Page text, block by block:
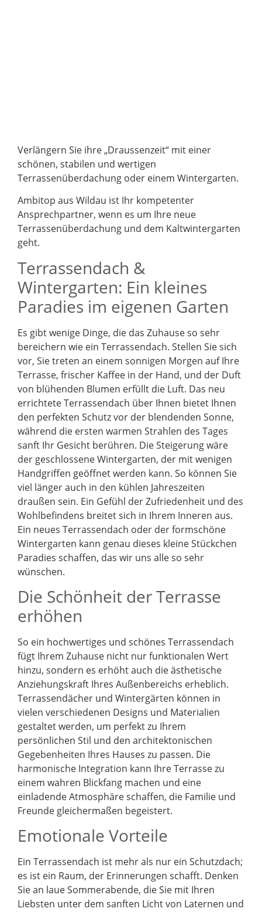
Verlängern Sie ihre „Draussenzeit“ mit einer
schönen, stabilen und wertigen
Terrassenüberdachung oder einem Wintergarten.
Ambitop aus Wildau ist Ihr kompetenter
Ansprechpartner, wenn es um Ihre neue
Terrassenüberdachung und dem Kaltwintergarten
geht.
Terrassendach &
Wintergarten: Ein kleines
Paradies im eigenen Garten
Es gibt wenige Dinge, die das Zuhause so sehr
bereichern wie ein Terrassendach. Stellen Sie sich
vor, Sie treten an einem sonnigen Morgen auf Ihre
Terrasse, frischer Kaffee in der Hand, und der Duft
von blühenden Blumen erfüllt die Luft. Das neu
errichtete Terrassendach über Ihnen bietet Ihnen
den perfekten Schutz vor der blendenden Sonne,
während die ersten warmen Strahlen des Tages
sanft Ihr Gesicht berühren. Die Steigerung wäre
der geschlossene Wintergarten, der mit wenigen
Handgriffen geöffnet werden kann. So können Sie
viel länger auch in den kühlen Jahreszeiten
draußen sein. Ein Gefühl der Zufriedenheit und des
Wohlbefindens breitet sich in Ihrem Inneren aus.
Ein neues Terrassendach oder der formschöne
Wintergarten kann genau dieses kleine Stückchen
Paradies schaffen, das wir uns alle so sehr
wünschen.
Die Schönheit der Terrasse
erhöhen
So ein hochwertiges und schönes Terrassendach
fügt Ihrem Zuhause nicht nur funktionalen Wert
hinzu, sondern es erhöht auch die ästhetische
Anziehungskraft Ihres Außenbereichs erheblich.
Terrassendächer und Wintergärten können in
vielen verschiedenen Designs und Materialien
gestaltet werden, um perfekt zu Ihrem
persönlichen Stil und den architektonischen
Gegebenheiten Ihres Hauses zu passen. Die
harmonische Integration kann Ihre Terrasse zu
einem wahren Blickfang machen und eine
einladende Atmosphäre schaffen, die Familie und
Freunde gleichermaßen begeistert.
Emotionale Vorteile
Ein Terrassendach ist mehr als nur ein Schutzdach;
es ist ein Raum, der Erinnerungen schafft. Denken
Sie an laue Sommerabende, die Sie mit Ihren
Liebsten unter dem sanften Licht von Laternen und